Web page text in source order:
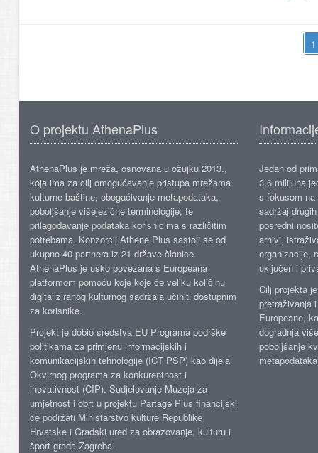
O projektu AthenaPlus
AthenaPlus je mreža, osnovana u ožujku 2013.,
koja ima za cilj omogućavanje pristupa mrežama
kulturne baštine, obogaćivanje metapodataka,
poboljšanje višejezične terminologije, te
prilagođavanje podataka korisnicima s različitim
potrebama. Konzorcij Athene Plus sastoji se od
ukupno 40 partnera iz 21 države članice.
AthenaPlus je usko povezana s Europeana
platformom pomoću koje koje će veliku količinu
digitaliziranog kulturnog sadržaja učiniti dostupnim
za korisnike.
Projekt je dobio sredstva EU Programa podrške
politikama za primjenu informacijskih i
komunikacijskih tehnologije (ICT PSP) kao dijela
Okvirnog programa za konkurentnost i
inovativnost (CIP). Sudjelovanje Muzeja za
umjetnost i obrt u projektu Partage Plus financijski
će podržati Ministarstvo kulture Republike
Hrvatske i Gradski ured za obrazovanje, kulturu i
šport grada Zagreba.
Jedan od
3,6 milijuna
s fokusom
sadržaj
posredni
arhivi,
organizacije,
uključen i
Cilj projekta
pretraživanja
Europeane,
dogradnja
poboljšanje